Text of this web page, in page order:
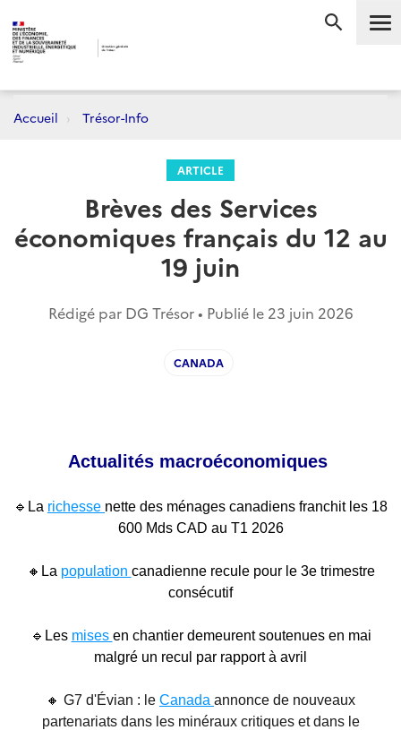
Accueil Trésor-Info
ARTICLE
Brèves des Services
économiques français du 12 au
19 juin
Rédigé par DG Trésor • Publié le 23 juin 2026
CANADA
Actualités macroéconomiques
🔹 La richesse nette des ménages canadiens franchit les 18
600 Mds CAD au T1 2026
🔸 La population canadienne recule pour le 3e trimestre
consécutif
🔹 Les mises en chantier demeurent soutenues en mai
malgré un recul par rapport à avril
🔸 G7 d'Évian : le Canada annonce de nouveaux
partenariats dans les minéraux critiques et dans le